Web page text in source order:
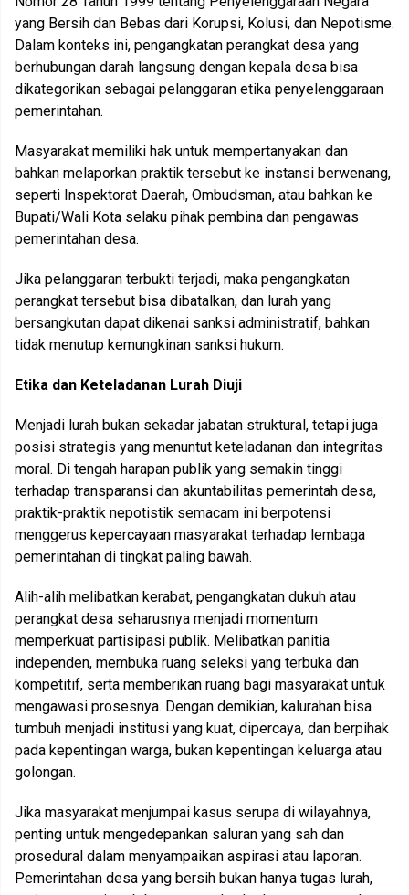
yang Bersih dan Bebas dari Korupsi, Kolusi, dan Nepotisme.
Dalam konteks ini, pengangkatan perangkat desa yang
berhubungan darah langsung dengan kepala desa bisa
dikategorikan sebagai pelanggaran etika penyelenggaraan
pemerintahan.
Masyarakat memiliki hak untuk mempertanyakan dan
bahkan melaporkan praktik tersebut ke instansi berwenang,
seperti Inspektorat Daerah, Ombudsman, atau bahkan ke
Bupati/Wali Kota selaku pihak pembina dan pengawas
pemerintahan desa.
Jika pelanggaran terbukti terjadi, maka pengangkatan
perangkat tersebut bisa dibatalkan, dan lurah yang
bersangkutan dapat dikenai sanksi administratif, bahkan
tidak menutup kemungkinan sanksi hukum.
Etika dan Keteladanan Lurah Diuji
Menjadi lurah bukan sekadar jabatan struktural, tetapi juga
posisi strategis yang menuntut keteladanan dan integritas
moral. Di tengah harapan publik yang semakin tinggi
terhadap transparansi dan akuntabilitas pemerintah desa,
praktik-praktik nepotistik semacam ini berpotensi
menggerus kepercayaan masyarakat terhadap lembaga
pemerintahan di tingkat paling bawah.
Alih-alih melibatkan kerabat, pengangkatan dukuh atau
perangkat desa seharusnya menjadi momentum
memperkuat partisipasi publik. Melibatkan panitia
independen, membuka ruang seleksi yang terbuka dan
kompetitif, serta memberikan ruang bagi masyarakat untuk
mengawasi prosesnya. Dengan demikian, kalurahan bisa
tumbuh menjadi institusi yang kuat, dipercaya, dan berpihak
pada kepentingan warga, bukan kepentingan keluarga atau
golongan.
Jika masyarakat menjumpai kasus serupa di wilayahnya,
penting untuk mengedepankan saluran yang sah dan
prosedural dalam menyampaikan aspirasi atau laporan.
Pemerintahan desa yang bersih bukan hanya tugas lurah,